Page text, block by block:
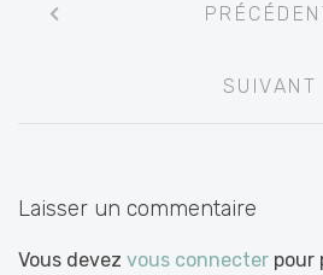
entre
SUIVANT
Laisser un commentaire
Vous devez vous connecter pour